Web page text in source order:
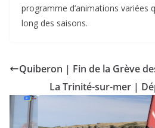
programme d’animations variées
long des saisons.
Quiberon | Fin de la Grève
La Trinité-sur-mer |